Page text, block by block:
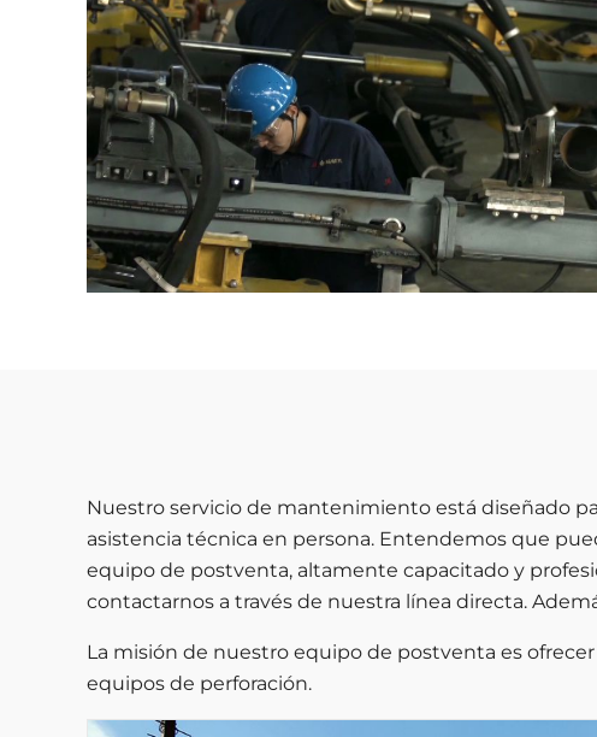
Nuestro servicio de mantenimiento está diseñado
asistencia técnica en persona. Entendemos que
equipo de postventa, altamente capacitado y
contactarnos a través de nuestra línea directa.
La misión de nuestro equipo de postventa es
equipos de perforación.